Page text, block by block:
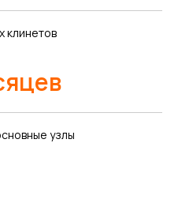
клинетов
узлы